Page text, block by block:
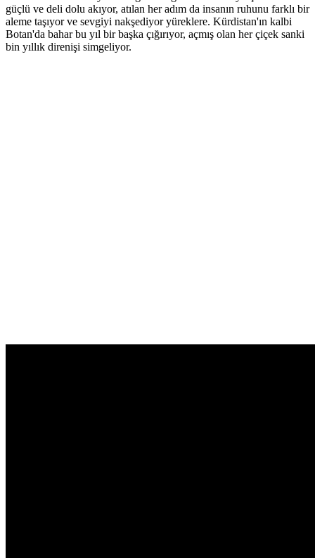
güçlü ve deli dolu akıyor, atılan her adım da insanın ruhunu farklı bir
aleme taşıyor ve sevgiyi nakşediyor yüreklere. Kürdistan'ın kalbi
Botan'da bahar bu yıl bir başka çığırıyor, açmış olan her çiçek sanki
bin yıllık direnişi simgeliyor.